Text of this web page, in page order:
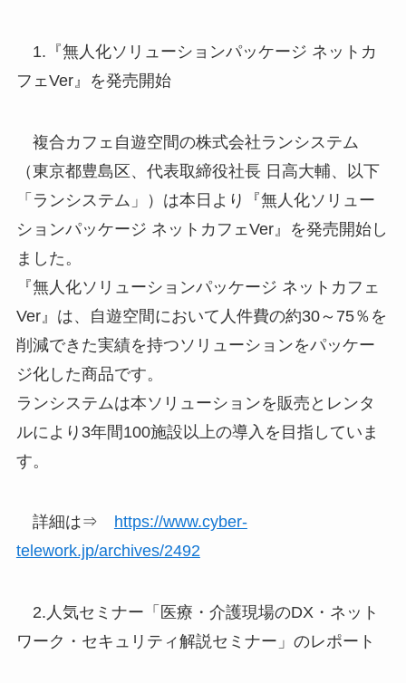
1.『無人化ソリューションパッケージ ネットカ
フェVer』を発売開始
複合カフェ自遊空間の株式会社ランシステム
（東京都豊島区、代表取締役社長 日高大輔、以下
「ランシステム」）は本日より『無人化ソリュー
ションパッケージ ネットカフェVer』を発売開始し
ました。
『無人化ソリューションパッケージ ネットカフェ
Ver』は、自遊空間において人件費の約30～75％を
削減できた実績を持つソリューションをパッケー
ジ化した商品です。
ランシステムは本ソリューションを販売とレンタ
ルにより3年間100施設以上の導入を目指していま
す。
詳細は⇒
https://www.cyber-
telework.jp/archives/2492
2.人気セミナー「医療・介護現場のDX・ネット
ワーク・セキュリティ解説セミナー」のレポート